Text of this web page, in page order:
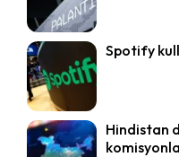
Spotify
Hindistan